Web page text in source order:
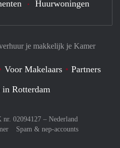
je makkelijk je Kamer
Voor Makelaars
Partners
in Rotterdam
02094127 – Nederland
Spam & nep-accounts
Huurwoningen